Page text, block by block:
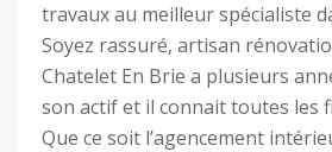
travaux au meilleur spécialiste
Soyez rassuré, artisan
Chatelet En Brie a plusieurs
son actif et il connait toutes les
Que ce soit l’agencement